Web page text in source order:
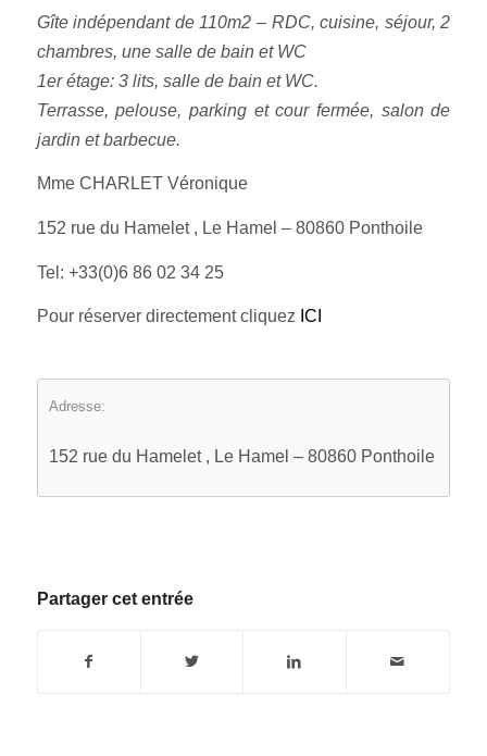
Gîte indépendant de 110m2 – RDC, cuisine, séjour, 2
chambres, une salle de bain et WC
1er étage: 3 lits, salle de bain et WC.
Terrasse, pelouse, parking et cour fermée, salon de
jardin et barbecue.
Mme CHARLET Véronique
152 rue du Hamelet , Le Hamel – 80860 Ponthoile
Tel: +33(0)6 86 02 34 25
Pour réserver directement cliquez ICI
Adresse:
152 rue du Hamelet , Le Hamel – 80860 Ponthoile
Partager cet entrée